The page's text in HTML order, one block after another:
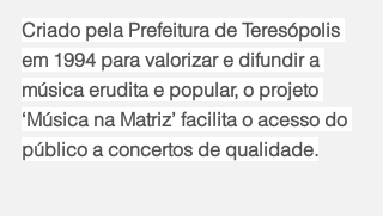
Criado pela Prefeitura de Teresópolis
em 1994 para valorizar e difundir a
música erudita e popular, o projeto
‘Música na Matriz’ facilita o acesso do
público a concertos de qualidade.